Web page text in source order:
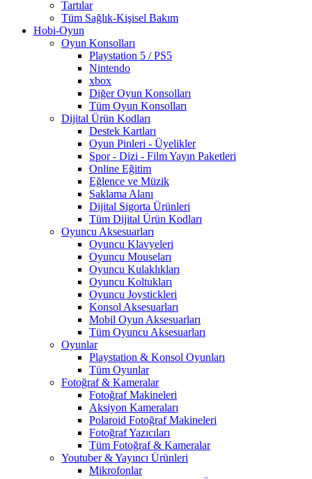
Tartılar
Tüm Sağlık-Kişisel Bakım
Hobi-Oyun
Oyun Konsolları
Playstation 5 / PS5
Nintendo
xbox
Diğer Oyun Konsolları
Tüm Oyun Konsolları
Dijital Ürün Kodları
Destek Kartları
Oyun Pinleri - Üyelikler
Spor - Dizi - Film Yayın Paketleri
Online Eğitim
Eğlence ve Müzik
Saklama Alanı
Dijital Sigorta Ürünleri
Tüm Dijital Ürün Kodları
Oyuncu Aksesuarları
Oyuncu Klavyeleri
Oyuncu Mouseları
Oyuncu Kulaklıkları
Oyuncu Koltukları
Oyuncu Joystickleri
Konsol Aksesuarları
Mobil Oyun Aksesuarları
Tüm Oyuncu Aksesuarları
Oyunlar
Playstation & Konsol Oyunları
Tüm Oyunlar
Fotoğraf & Kameralar
Fotoğraf Makineleri
Aksiyon Kameraları
Polaroid Fotoğraf Makineleri
Fotoğraf Yazıcıları
Tüm Fotoğraf & Kameralar
Youtuber & Yayıncı Ürünleri
Mikrofonlar